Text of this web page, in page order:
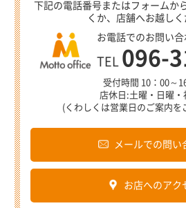
下記の電話番号またはフォームか
くか、店舗へお越しく
お電話でのお問い合
TEL 096-
受付時間 10：00～
店休日:土曜・日曜・
(くわしくは営業日のご案内を
メールでの問い
お店へのアク